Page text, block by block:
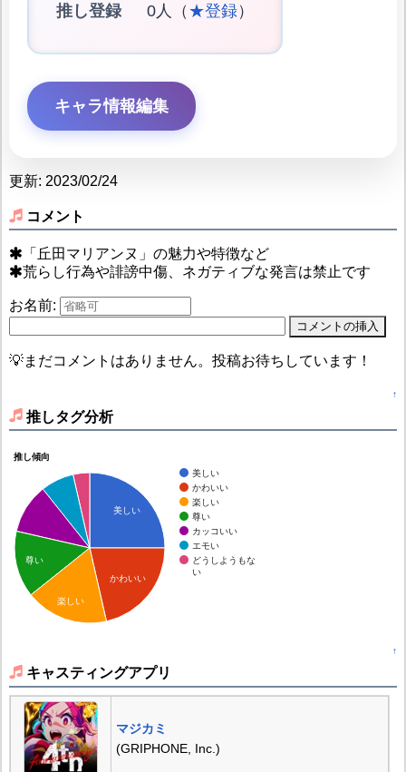
推し登録 0人（ ★登録）
キャラ情報編集
更新: 2023/02/24
コメント
「丘田マリアンヌ」の魅力や特徴など
荒らし行為や誹謗中傷、ネガティブな発言は禁止です
お名前:
💡まだコメントはありません。投稿お待ちしています！
↑
推しタグ分析
推し傾向
美しい
かわいい
楽しい
尊い
カッコいい
エモい
どうしようもな
い
美しい
かわいい
尊い
楽しい
↑
キャスティングアプリ
マジカミ
(GRIPHONE, Inc.)